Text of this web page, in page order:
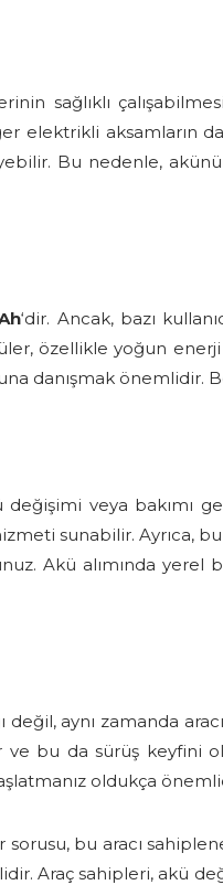
sağlıklı
elektrikli aksamların
Bu nedenle,
‘dir. Ancak, bazı
özellikle yoğun
danışmak önemlidir.
veya bakımı
sunabilir. Ayrıca,
Akü alımında
aynı zamanda
ve bu da sürüş
oldukça
sorusu, bu aracı
Araç sahipleri, akü